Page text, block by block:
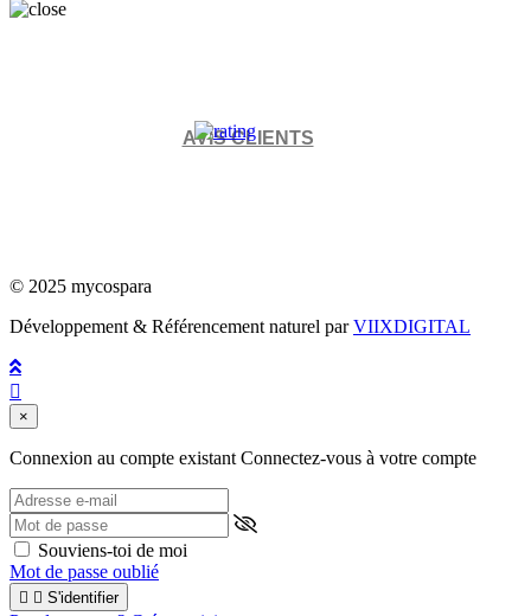
AVIS CLIENTS
© 2025 mycospara
Développement & Référencement naturel parVIIXDIGITAL

×
Connexion au compte existantConnectez-vous à votre compte
Souviens-toi de moi
Mot de passe oublié
  S'identifier